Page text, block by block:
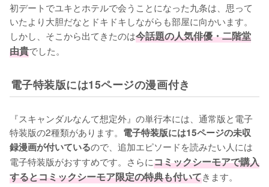
初デートでユキとホテルで会うことになった九条は、思って
いたより大胆だなとドキドキしながらも部屋に向かいます。
しかし、そこから出てきたのは今話題の人気俳優・二階堂
由貴でした。
電子特装版には15ページの漫画付き
『スキャンダルなんて想定外』の単行本には、通常版と電子
特装版の2種類があります。 電子特装版には15ページの未収
録漫画が付いているので、追加エピソードを読みたい人には
電子特装版がおすすめです。さらにコミックシーモアで購入
するとコミックシーモア限定の特典も付いてきます。